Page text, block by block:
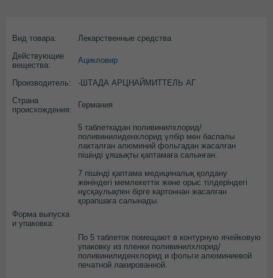
Вид товара:
Лекарственные средства
Действующие
вещества:
Ацикловир
Производитель:
-ШТАДА АРЦНАЙМИТТЕЛЬ АГ
Страна
происхождения:
Германия
Форма выпуска
и упаковка:
5 таблеткадан поливинилхлорид/
поливинилиденхлорид үлбір мен баспалы
лакталған алюминий фольгадан жасалған
пішінді ұяшықты қаптамаға салынған.
7 пішінді қаптама медициналық қолдану
жөніндегі мемлекеттік және орыс тілдеріндегі
нұсқаулықпен бірге картоннан жасалған
қорапшаға салынады.
По 5 таблеток помещают в контурную ячейковую
упаковку из пленки поливинилхлорид/
поливинилиденхлорид и фольги алюминиевой
печатной лакированной.